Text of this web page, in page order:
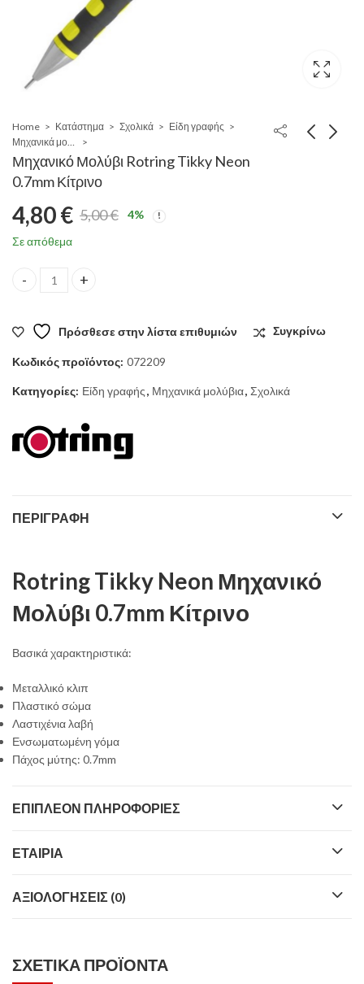
Home Κατάστημα Σχολικά
Είδη γραφής
Μηχανικά μολύβια
Μηχανικό Μολύβι Rotring Tikky Neon
0.7mm Κίτρινο
5,00€
Original
5,00 €.
4,80€
Η
είναι:
4,80 €.
4%
Σε απόθεμα
Μηχανικό Μολύβι Rotring Tikky Neon 0.7mm Κίτρινο quantity
Πρόσθεσε στην λίστα επιθυμιών Συγκρίνω
Κωδικός προϊόντος: 072209
Κατηγορίες: Είδη γραφής, Μηχανικά μολύβια, Σχολικά
ΠΕΡΙΓΡΑΦΉ
Rotring Tikky Neon Μηχανικό
Μολύβι 0.7mm Κίτρινο
Βασικά χαρακτηριστικά:
Μεταλλικό κλιπ
Πλαστικό σώμα
Λαστιχένια λαβή
Ενσωματωμένη γόμα
Πάχος μύτης: 0.7mm
ΕΠΙΠΛΈΟΝ ΠΛΗΡΟΦΟΡΊΕΣ
ΕΤΑΙΡΊΑ
ΑΞΙΟΛΟΓΉΣΕΙΣ (0)
ΣΧΕΤΙΚΆ ΠΡΟΪΌΝΤΑ